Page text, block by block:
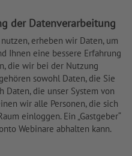
der Datenverarbeitung
erheben wir Daten, um
Ihnen eine bessere Erfahrung
die wir bei der Nutzung
sowohl Daten, die Sie
Daten, die unser System von
wir alle Personen, die sich
einloggen. Ein „Gastgeber“
Webinare abhalten kann.